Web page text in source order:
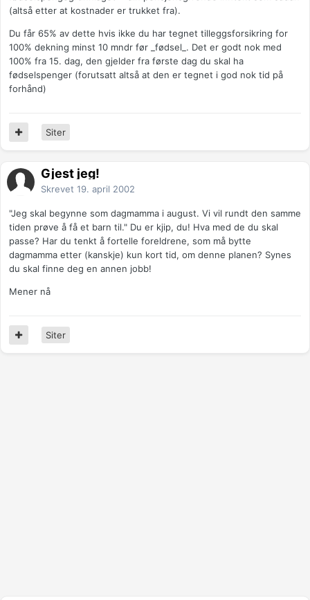
(altså etter at kostnader er trukket fra).
Du får 65% av dette hvis ikke du har tegnet tilleggsforsikring for
100% dekning minst 10 mndr før _fødsel_. Det er godt nok med
100% fra 15. dag, den gjelder fra første dag du skal ha
fødselspenger (forutsatt altså at den er tegnet i god nok tid på
forhånd)
Siter
Gjest jeg!
Skrevet 19. april 2002
"Jeg skal begynne som dagmamma i august. Vi vil rundt den samme
tiden prøve å få et barn til." Du er kjip, du! Hva med de du skal
passe? Har du tenkt å fortelle foreldrene, som må bytte
dagmamma etter (kanskje) kun kort tid, om denne planen? Synes
du skal finne deg en annen jobb!
Mener nå
Siter